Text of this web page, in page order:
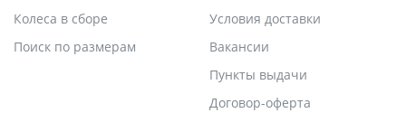
Колеса в сборе
Поиск по размерам
Условия доставки
Вакансии
Пункты выдачи
Договор-оферта